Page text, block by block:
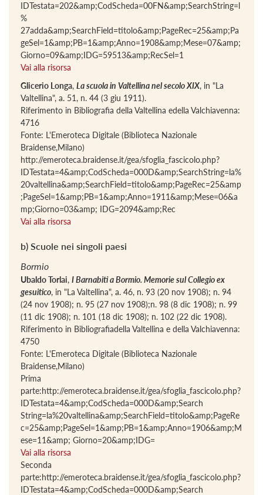
IDTestata=202&amp;CodScheda=00FN&amp;SearchString=l
%
27adda&amp;SearchField=titolo&amp;PageRec=25&amp;Pa
geSel=1&amp;PB=1&amp;Anno=1908&amp;Mese=07&amp;
Giorno=09&amp;IDG=59513&amp;RecSel=1
Vai alla risorsa
Glicerio Longa, La scuola in Valtellina nel secolo XIX, in "La
Valtellina", a. 51, n. 44 (3 giu 1911).
Riferimento in Bibliografia della Valtellina edella Valchiavenna:
4716
Fonte: L'Emeroteca Digitale (Biblioteca Nazionale
Braidense,Milano)
http://emeroteca.braidense.it/gea/sfoglia_fascicolo.php?
IDTestata=4&amp;CodScheda=000D&amp;SearchString=la%
20valtellina&amp;SearchField=titolo&amp;PageRec=25&amp
;PageSel=1&amp;PB=1&amp;Anno=1911&amp;Mese=06&a
mp;Giorno=03&amp; IDG=2094&amp;Rec
Vai alla risorsa
b) Scuole nei singoli paesi
Bormio
Ubaldo Torlai, I Barnabiti a Bormio. Memorie sul Collegio ex
gesuitico, in "La Valtellina", a. 46, n. 93 (20 nov 1908); n. 94
(24 nov 1908); n. 95 (27 nov 1908);n. 98 (8 dic 1908); n. 99
(11 dic 1908); n. 101 (18 dic 1908); n. 102 (22 dic 1908).
Riferimento in Bibliografiadella Valtellina e della Valchiavenna:
4750
Fonte: L'Emeroteca Digitale (Biblioteca Nazionale
Braidense,Milano)
Prima
parte:http://emeroteca.braidense.it/gea/sfoglia_fascicolo.php?
IDTestata=4&amp;CodScheda=000D&amp;Search
String=la%20valtellina&amp;SearchField=titolo&amp;PageRe
c=25&amp;PageSel=1&amp;PB=1&amp;Anno=1906&amp;M
ese=11&amp; Giorno=20&amp;IDG=
Vai alla risorsa
Seconda
parte:http://emeroteca.braidense.it/gea/sfoglia_fascicolo.php?
IDTestata=4&amp;CodScheda=000D&amp;Search